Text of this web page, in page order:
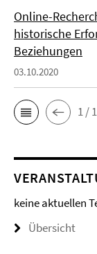
Online-
historische
Beziehungen
03.10.2020
1 / 1
keine aktuellen
Übersicht